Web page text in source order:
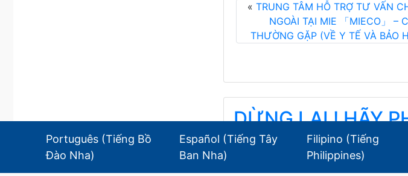
«TRUNG TÂM HỖ TRỢ TƯ VẤN
NGOÀI TẠI MIE 「MIECO」 –
THƯỜNG GẶP (VỀ Y TẾ VÀ BẢO
DỪNG LẠI ! HÃY
ストップ！水難事故！ ！
An Toàn
Português (Tiếng Bồ
Đào Nha)
Español (Tiếng Tây
Ban Nha)
Filipino (Tiếng
Philippines)